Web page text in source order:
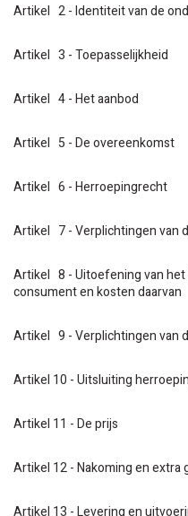
Artikel 2 - Identiteit van de
Artikel 3 - Toepasselijkheid
Artikel 4 - Het aanbod
Artikel 5 - De overeenkomst
Artikel 6 - Herroepingrecht
Artikel 7 - Verplichtingen van
Artikel 8 - Uitoefening van
consument en kosten daarvan
Artikel 9 - Verplichtingen van
Artikel 10 - Uitsluiting
Artikel 11 - De prijs
Artikel 12 - Nakoming en extra
Artikel 13 - Levering en